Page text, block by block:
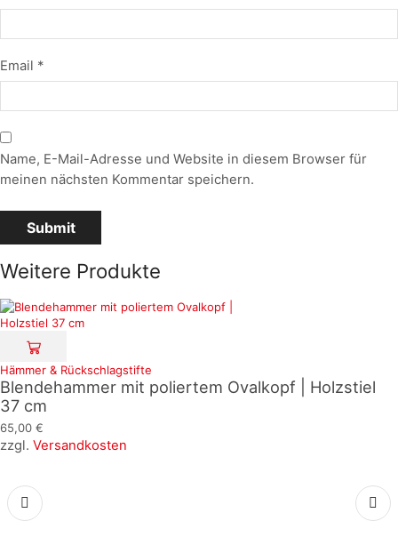
Email *
Name, E-Mail-Adresse und Website in diesem Browser für
meinen nächsten Kommentar speichern.
Weitere Produkte
Hämmer & Rückschlagstifte
Blendehammer mit poliertem Ovalkopf | Holzstiel
37 cm
65,00 €
zzgl. Versandkosten